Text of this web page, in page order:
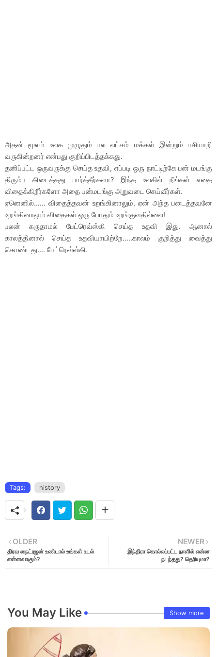
அதன் மூலம் உலக முழுதும் பல லட்சம் மக்கள் இன்றும் பசியாறி
வருகின்றனர் என்பது குறிப்பிடத்தக்கது.
தனிப்பட்ட ஒருவருக்கு செய்த உதவி, எப்படி ஒரு நாட்டிற்கே பன் மடங்கு
திரும்ப கிடைத்தது பார்த்தீர்களா? இந்த உலகில் நீங்கள் எதை
விதைக்கிறீர்களோ அதை பன்மடங்கு அறுவடை செய்வீர்கள்.
ஏனெனில்…… விதைத்தவன் உறங்கினாலும், ஏன் அந்த படைத்தவனே
உறங்கினாலும் விதைகள் ஒரு போதும் உறங்குவதில்லை!
பலன் கருதாமல் பேட்ரெவ்ஸ்கி செய்த உதவி இது. ஆனால்
காலத்தினால் செய்த உதவியாயிற்றே…..காலம் குறித்து வைத்து
கொண்டது.... பேட்ரெவ்ஸ்கி.
Tags: history
NEWER
இந்திரா கொல்லப்பட்ட நாளில் என்ன
நடந்தது? தெரியுமா?
OLDER
திரவ நைட்ரஜன் உண்டால் உங்கள் உடல்
என்னவாகும்?
You May Like Show more